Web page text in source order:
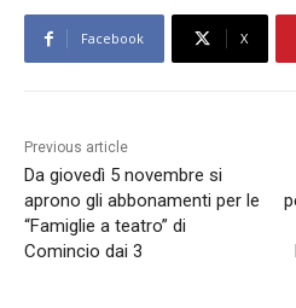
Facebook X
Previous article
Da giovedì 5 novembre si
aprono gli abbonamenti per le
“Famiglie a teatro” di
Comincio dai 3